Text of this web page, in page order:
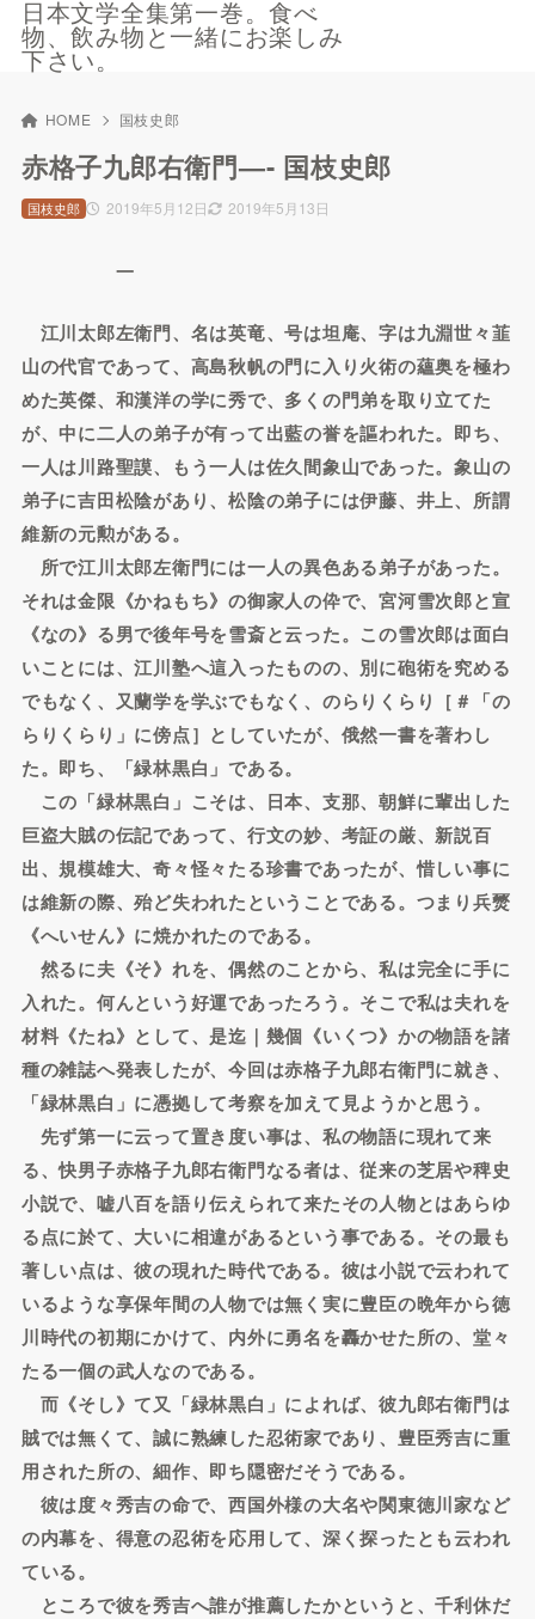
日本文学全集第一巻。食べ
物、飲み物と一緒にお楽しみ
下さい。
HOME 国枝史郎
赤格子九郎右衛門—- 国枝史郎
2019年5月12日 2019年5月13日
国枝史郎
一
江川太郎左衛門、名は英竜、号は坦庵、字は九淵世々韮
山の代官であって、高島秋帆の門に入り火術の蘊奥を極わ
めた英傑、和漢洋の学に秀で、多くの門弟を取り立てた
が、中に二人の弟子が有って出藍の誉を謳われた。即ち、
一人は川路聖謨、もう一人は佐久間象山であった。象山の
弟子に吉田松陰があり、松陰の弟子には伊藤、井上、所謂
維新の元勲がある。
所で江川太郎左衛門には一人の異色ある弟子があった。
それは金限《かねもち》の御家人の伜で、宮河雪次郎と宣
《なの》る男で後年号を雪斎と云った。この雪次郎は面白
いことには、江川塾へ這入ったものの、別に砲術を究める
でもなく、又蘭学を学ぶでもなく、のらりくらり［＃「の
らりくらり」に傍点］としていたが、俄然一書を著わし
た。即ち、「緑林黒白」である。
この「緑林黒白」こそは、日本、支那、朝鮮に輩出した
巨盗大賊の伝記であって、行文の妙、考証の厳、新説百
出、規模雄大、奇々怪々たる珍書であったが、惜しい事に
は維新の際、殆ど失われたということである。つまり兵燹
《へいせん》に焼かれたのである。
然るに夫《そ》れを、偶然のことから、私は完全に手に
入れた。何んという好運であったろう。そこで私は夫れを
材料《たね》として、是迄｜幾個《いくつ》かの物語を諸
種の雑誌へ発表したが、今回は赤格子九郎右衛門に就き、
「緑林黒白」に憑拠して考察を加えて見ようかと思う。
先ず第一に云って置き度い事は、私の物語に現れて来
る、快男子赤格子九郎右衛門なる者は、従来の芝居や稗史
小説で、嘘八百を語り伝えられて来たその人物とはあらゆ
る点に於て、大いに相違があるという事である。その最も
著しい点は、彼の現れた時代である。彼は小説で云われて
いるような享保年間の人物では無く実に豊臣の晩年から徳
川時代の初期にかけて、内外に勇名を轟かせた所の、堂々
たる一個の武人なのである。
而《そし》て又「緑林黒白」によれば、彼九郎右衛門は
賊では無くて、誠に熟練した忍術家であり、豊臣秀吉に重
用された所の、細作、即ち隠密だそうである。
彼は度々秀吉の命で、西国外様の大名や関東徳川家など
の内幕を、得意の忍術を応用して、深く探ったとも云われ
ている。
ところで彼を秀吉へ誰が推薦したかというと、千利休だ